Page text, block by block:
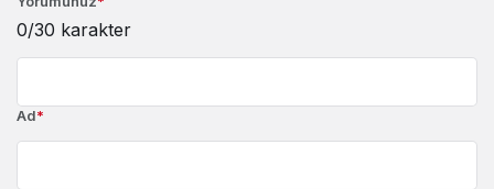
0/30 karakter
Ad*